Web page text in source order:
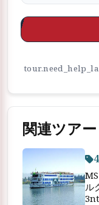
関連ツアー
ル